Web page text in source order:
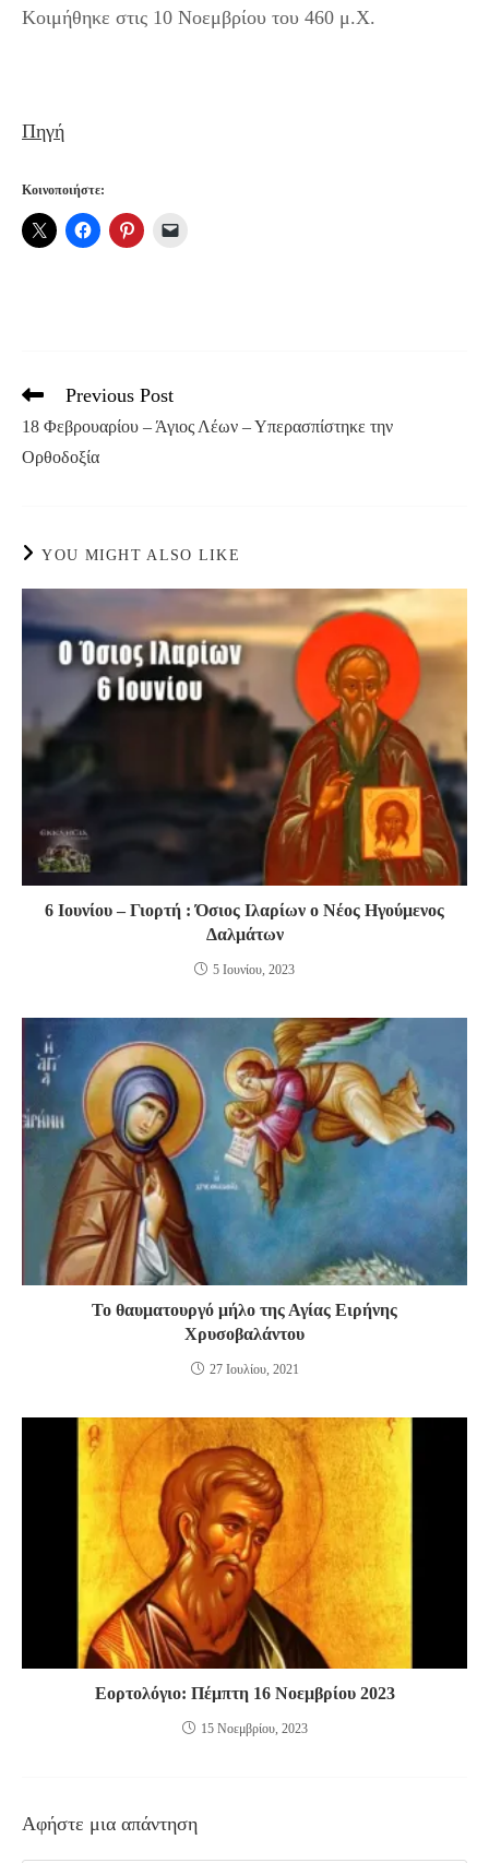
Κοιμήθηκε στις 10 Νοεμβρίου του 460 μ.Χ.
Πηγή
Κοινοποιήστε:
Read
articles
Previous Post
18 Φεβρουαρίου – Άγιος Λέων – Υπερασπίστηκε την
Ορθοδοξία
YOU MIGHT ALSO LIKE
6 Ιουνίου – Γιορτή : Όσιος Ιλαρίων ο Νέος Ηγούμενος
Δαλμάτων
5 Ιουνίου, 2023
Το θαυματουργό μήλο της Αγίας Ειρήνης
Χρυσοβαλάντου
27 Ιουλίου, 2021
Εορτολόγιο: Πέμπτη 16 Νοεμβρίου 2023
15 Νοεμβρίου, 2023
Αφήστε μια απάντηση